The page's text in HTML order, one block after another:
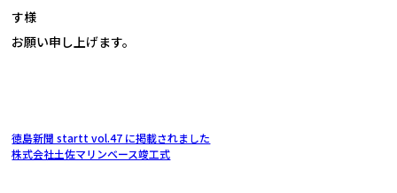
す様
お願い申し上げます。
徳島新聞 startt vol.47 に掲載されました
株式会社土佐マリンベース竣工式